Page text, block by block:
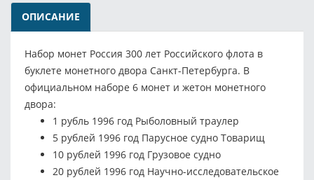
ОПИСАНИЕ
Набор монет Россия 300 лет Российского флота в
буклете монетного двора Санкт-Петербурга. В
официальном наборе 6 монет и жетон монетного
двора:
1 рубль 1996 год Рыболовный траулер
5 рублей 1996 год Парусное судно Товарищ
10 рублей 1996 год Грузовое судно
20 рублей 1996 год Научно-исследовательское